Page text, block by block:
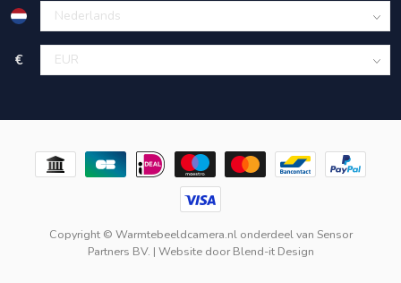
€
Copyright © Warmtebeeldcamera.nl onderdeel van Sensor
Partners BV. | Website doorBlend-it Design